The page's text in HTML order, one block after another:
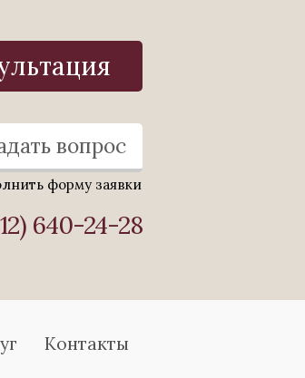
вопрос
форму заявки
640-24-28
Контакты